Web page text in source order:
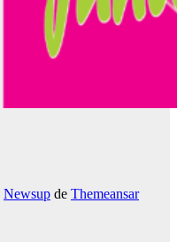
Newsup de Themeansar